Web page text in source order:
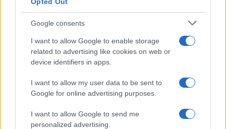
Google consents
I want to allow Google to enable storage
related to advertising like cookies on web or
device identifiers in apps.
I want to allow my user data to be sent to
Google for online advertising purposes.
I want to allow Google to send me
personalized advertising.